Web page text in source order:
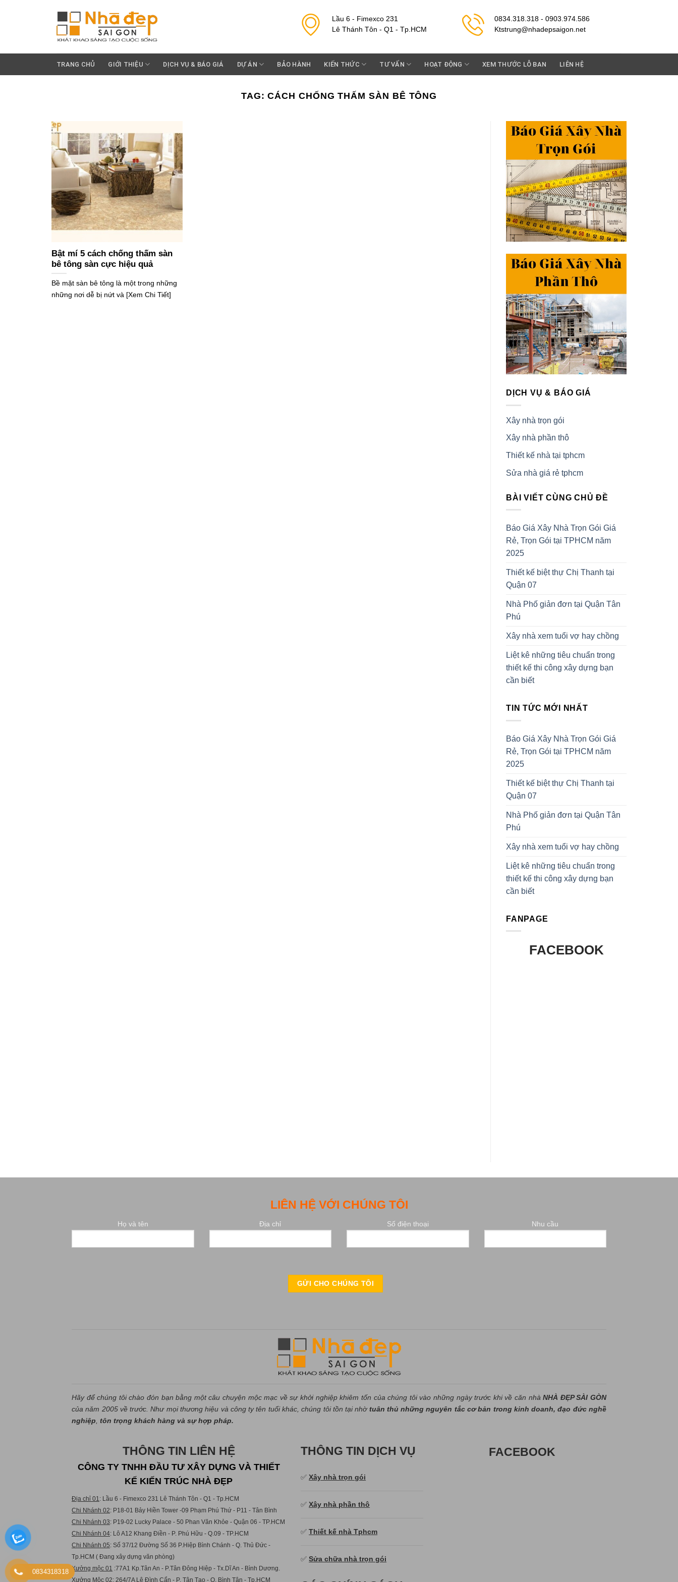
Lầu 6 - Fimexco 231
Lê Thánh Tôn - Q1 - Tp.HCM
0834.318.318 - 0903.974.586
Ktstrung@nhadepsaigon.net
TRANG CHỦ GIỚI THIỆU DỊCH VỤ & BÁO GIÁ DỰ ÁN BẢO HÀNH KIẾN THỨC TƯ VẤN HOẠT ĐỘNG XEM THƯỚC LỖ BAN LIÊN HỆ
TAG:CÁCH CHỐNG THẤM SÀN BÊ TÔNG
Bật mí 5 cách chống thấm sàn
bê tông sàn cực hiệu quả
Bề mặt sàn bê tông là một trong những
những nơi dễ bị nứt và [Xem Chi Tiết]
DỊCH VỤ & BÁO GIÁ
Xây nhà trọn gói
Xây nhà phần thô
Thiết kế nhà tại tphcm
Sửa nhà giá rẻ tphcm
BÀI VIẾT CÙNG CHỦ ĐỀ
Báo Giá Xây Nhà Trọn Gói Giá
Rẻ, Trọn Gói tại TPHCM năm
2025
Thiết kế biệt thự Chị Thanh tại
Quận 07
Nhà Phố giản đơn tại Quận Tân
Phú
Xây nhà xem tuổi vợ hay chồng
Liệt kê những tiêu chuẩn trong
thiết kế thi công xây dựng bạn
cần biết
TIN TỨC MỚI NHẤT
Báo Giá Xây Nhà Trọn Gói Giá
Rẻ, Trọn Gói tại TPHCM năm
2025
Thiết kế biệt thự Chị Thanh tại
Quận 07
Nhà Phố giản đơn tại Quận Tân
Phú
Xây nhà xem tuổi vợ hay chồng
Liệt kê những tiêu chuẩn trong
thiết kế thi công xây dựng bạn
cần biết
FANPAGE
FACEBOOK
LIÊN HỆ VỚI CHÚNG TÔI
Họ và tên Địa chỉ Số điện thoại Nhu cầu
Hãy để chúng tôi chào đón bạn bằng một câu chuyện mộc mạc về sự khởi nghiệp khiêm tốn của chúng tôi vào những ngày trước khi về căn nhàNHÀ ĐẸP SÀI GÒN
của năm 2005 về trước. Như mọi thương hiệu và công ty tên tuổi khác, chúng tôi tồn tại nhờ tuân thủ những nguyên tắc cơ bản trong kinh doanh, đạo đức nghề
nghiệp tôn trọng khách hàng và sự hợp pháp.
THÔNG TIN LIÊN HỆ
CÔNG TY TNHH ĐẦU TƯ XÂY DỰNG VÀ THIẾT
KẾ KIẾN TRÚC NHÀ ĐẸP
Địa chỉ 01 : Lầu 6 - Fimexco 231 Lê Thánh Tôn - Q1 - Tp.HCM
Chi Nhánh 02: P18-01 Bảy Hiền Tower -09 Phạm Phú Thứ - P11 - Tân Bình
Chi Nhánh 03: P19-02 Lucky Palace - 50 Phan Văn Khỏe - Quận 06 - TP.HCM
Chi Nhánh 04: Lô A12 Khang Điền - P. Phú Hữu - Q.09 - TP.HCM
Chi Nhánh 05: Số 37/12 Đường Số 36 P.Hiệp Bình Chánh - Q. Thủ Đức -
Tp.HCM ( Đang xây dựng văn phòng)
Xưởng mộc 01
:77A1 Kp.Tân An - P.Tân Đông Hiệp - Tx.Dĩ An - Bình Dương.
Xưởng Mộc 02: 264/7A Lê Đình Cẩn - P. Tân Tạo - Q. Bình Tân - Tp.HCM
THÔNG TIN DỊCH VỤ
✅Xây nhà trọn gói
✅Xây nhà phần thô
✅Thiết kế nhà Tphcm
✅Sửa chữa nhà trọn gói
FACEBOOK
0834318318